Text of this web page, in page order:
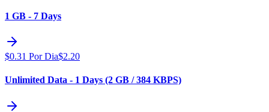
1 GB - 7 Days
$0.31 Por Dia$2.20
Unlimited Data - 1 Days (2 GB / 384 KBPS)